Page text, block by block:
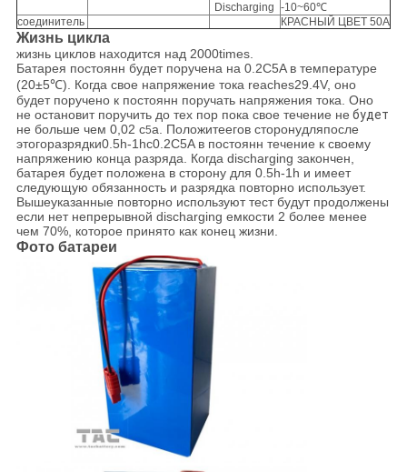
Discharging -10~60℃
соединитель
КРАСНЫЙ ЦВЕТ 50A
Жизнь цикла
жизнь циклов находится над 2000times.
Батарея постоянн будет поручена на 0.2C5A в температуре
(20±5℃). Когда свое напряжение тока reaches29.4V, оно
будет поручено к постоянн поручать напряжения тока. Оно
не остановит поручить до тех пор пока свое течение не будет
не больше чем 0,02 c5a. Положитеегов сторонудляпосле
этогоразрядки0.5h-1hс0.2C5A в постоянн течение к своему
напряжению конца разряда. Когда discharging закончен,
батарея будет положена в сторону для 0.5h-1h и имеет
следующую обязанность и разрядка повторно использует.
Вышеуказанные повторно используют тест будут продолжены
если нет непрерывной discharging емкости 2 более менее
чем 70%, которое принято как конец жизни.
Фото батареи